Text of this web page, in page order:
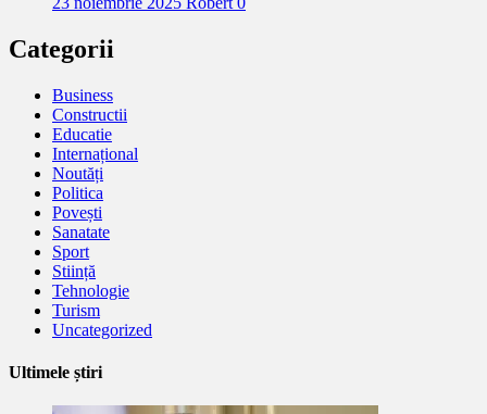
Categorii
Business
Constructii
Educatie
Internațional
Noutăți
Politica
Povești
Sanatate
Sport
Stiință
Tehnologie
Turism
Uncategorized
Ultimele știri